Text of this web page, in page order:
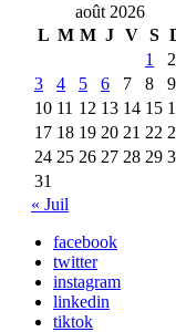
août 2026
L M M J V S
1
2
3
4 5 6 7 8
9
10 11 12 13 14 15
17 18 19 20 21 22
24 25 26 27 28 29
31
« Juil
facebook
twitter
instagram
linkedin
tiktok